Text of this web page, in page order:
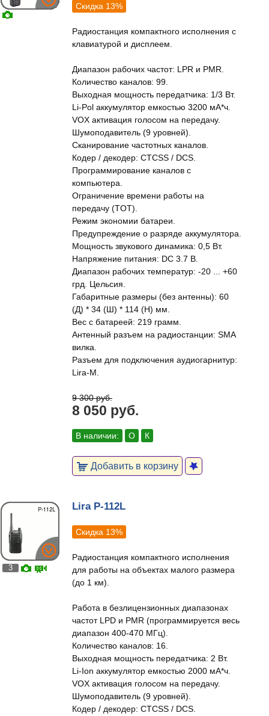
Скидка 13%
Радиостанция компактного исполнения с
клавиатурой и дисплеем.
Диапазон рабочих частот: LPR и PMR.
Количество каналов: 99.
Выходная мощность передатчика: 1/3 Вт.
Li-Pol аккумулятор емкостью 3200 мА*ч.
VOX активация голосом на передачу.
Шумоподавитель (9 уровней).
Сканирование частотных каналов.
Кодер / декодер: CTCSS / DCS.
Программирование каналов с
компьютера.
Ограничение времени работы на
передачу (TOT).
Режим экономии батареи.
Предупреждение о разряде аккумулятора.
Мощность звукового динамика: 0,5 Вт.
Напряжение питания: DC 3.7 В.
Диапазон рабочих температур: -20 ... +60
грд. Цельсия.
Габаритные размеры (без антенны): 60
(Д) * 34 (Ш) * 114 (H) мм.
Вес с батареей: 219 грамм.
Антенный разъем на радиостанции: SMA
вилка.
Разъем для подключения аудиогарнитур:
Lira-M.
9 300 руб.
8 050 руб.
В наличии: О К
Добавить в корзину
3
Lira P-112L
Скидка 13%
Радиостанция компактного исполнения
для работы на объектах малого размера
(до 1 км).
Работа в безлицензионных диапазонах
частот LPD и PMR (программируется весь
диапазон 400-470 МГц).
Количество каналов: 16.
Выходная мощность передатчика: 2 Вт.
Li-Ion аккумулятор емкостью 2000 мА*ч.
VOX активация голосом на передачу.
Шумоподавитель (9 уровней).
Кодер / декодер: CTCSS / DCS.